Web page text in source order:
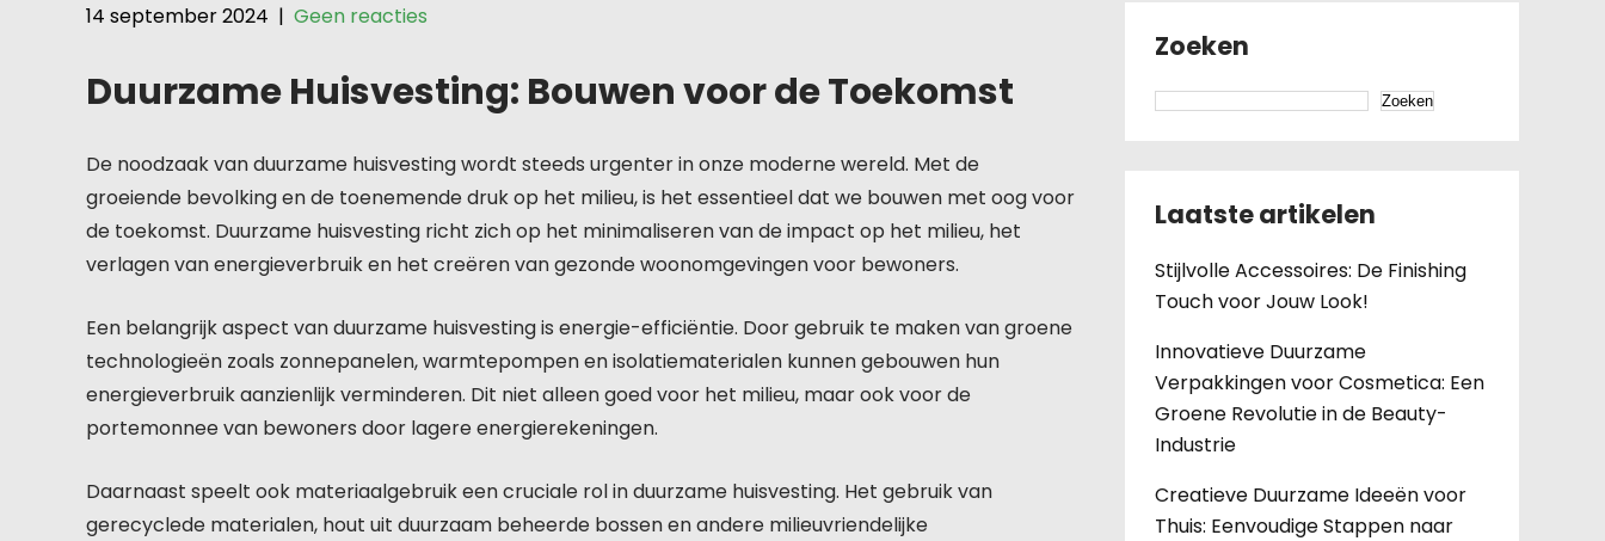
14 september 2024 | Geen reacties
Duurzame Huisvesting: Bouwen voor de Toekomst
De noodzaak van duurzame huisvesting wordt steeds urgenter in onze moderne wereld. Met de
groeiende bevolking en de toenemende druk op het milieu, is het essentieel dat we bouwen met oog voor
de toekomst. Duurzame huisvesting richt zich op het minimaliseren van de impact op het milieu, het
verlagen van energieverbruik en het creëren van gezonde woonomgevingen voor bewoners.
Een belangrijk aspect van duurzame huisvesting is energie-efficiëntie. Door gebruik te maken van groene
technologieën zoals zonnepanelen, warmtepompen en isolatiematerialen kunnen gebouwen hun
energieverbruik aanzienlijk verminderen. Dit niet alleen goed voor het milieu, maar ook voor de
portemonnee van bewoners door lagere energierekeningen.
Daarnaast speelt ook materiaalgebruik een cruciale rol in duurzame huisvesting. Het gebruik van
gerecyclede materialen, hout uit duurzaam beheerde bossen en andere milieuvriendelijke
Zoeken
Zoeken
Laatste artikelen
Stijlvolle Accessoires: De Finishing
Touch voor Jouw Look!
Innovatieve Duurzame
Verpakkingen voor Cosmetica: Een
Groene Revolutie in de Beauty-
Industrie
Creatieve Duurzame Ideeën voor
Thuis: Eenvoudige Stappen naar